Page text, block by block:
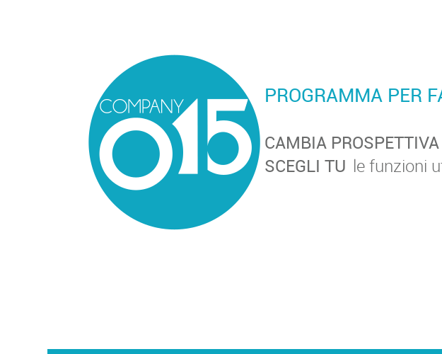
PROGRAMMA PER
CAMBIA PROSPETTIVA
SCEGLI TU le funzioni